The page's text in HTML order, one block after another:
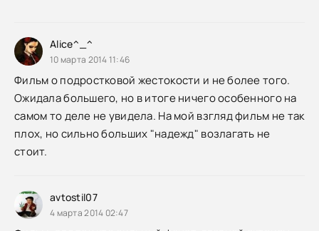
Alice^_^
10 марта 2014 11:46
Фильм о подростковой жестокости и не более того.
Ожидала большего, но в итоге ничего особенного на
самом то деле не увидела. На мой взгляд фильм не так
плох, но сильно больших "надежд" возлагать не
стоит.
avtostil07
4 марта 2014 02:47